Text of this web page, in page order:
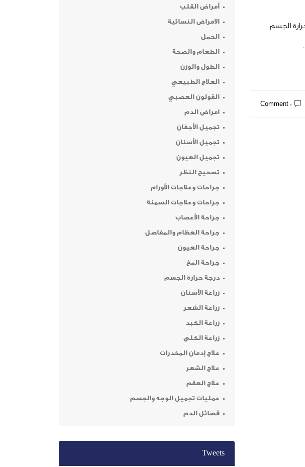
الجسم
0 Comment
أمراض القلب
الامراض النسائية
الحمل
الطعام والصحة
الطول والوزن
العلاج الطبيعي
القولون العصبي
امراض الدم
تجميل الأجفان
تجميل الأسنان
تجميل العيون
تصحيح النظر
جراحات وعلاجات الأورام
جراحات وعلاجات السمنة
جراحة الأعصاب
جراحة العظام والمفاصل
جراحة العيون
جراحة المخ
درجة حرارة الجسم
زراعة الأسنان
زراعة الشعر
زراعة الكبد
زراعة الكلى
علاج إدمان المخدرات
علاج الشعر
علاج العقم
عمليات تجميل الوجه والجسم
فصائل الدم
Tweets